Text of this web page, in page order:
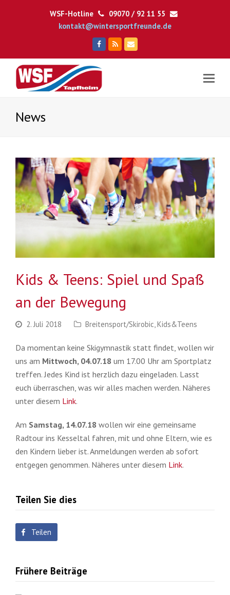
WSF-Hotline
09070 / 92 11 55
kontakt@wintersportfreunde.de
Facebook
RSS E-
Mail
News
Kids & Teens: Spiel und Spaß
an der Bewegung
2. Juli 2018 Breitensport/Skirobic,Kids&Teens
Da momentan keine Skigymnastik statt findet, wollen wir
uns am Mittwoch, 04.07.18 um 17.00 Uhr am Sportplatz
treffen. Jedes Kind ist herzlich dazu eingeladen. Lasst
euch überraschen, was wir alles machen werden. Näheres
unter diesem Link.
Am Samstag, 14.07.18 wollen wir eine gemeinsame
Radtour ins Kesseltal fahren, mit und ohne Eltern, wie es
den Kindern lieber ist. Anmeldungen werden ab sofort
entgegen genommen. Näheres unter diesem Link.
Teilen Sie dies
Teilen
Frühere Beiträge